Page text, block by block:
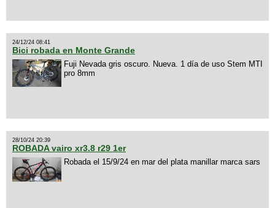
24/12/24 08:41
Bici robada en Monte Grande
Fuji Nevada gris oscuro. Nueva. 1 día de uso Stem MTI
pro 8mm
28/10/24 20:39
ROBADA vairo xr3.8 r29 1er
Robada el 15/9/24 en mar del plata manillar marca sars